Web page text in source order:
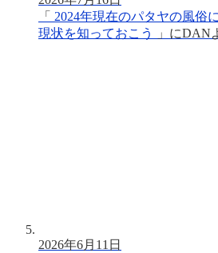
「 2024年現在のパタヤの風俗
現状を知っておこう
」にDAN
2026年6月11日